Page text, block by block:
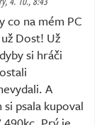
na mém PC
Dost! Už
si hráči
A
psala kupoval